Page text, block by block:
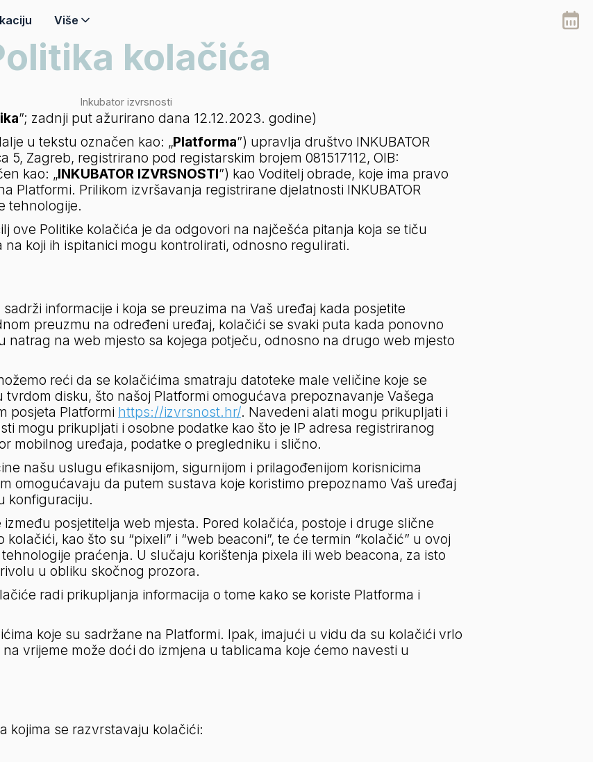
Više
kolačića
Inkubator izvrsnosti
”; zadnji put ažurirano dana 12.12.2023. godine)
u tekstu označen kao: „Platforma”) upravlja društvo INKUBATOR
5, Zagreb, registrirano pod registarskim brojem 081517112, OIB:
kao: „INKUBATOR IZVRSNOSTI”) kao Voditelj obrade, koje ima pravo
Platformi. Prilikom izvršavanja registrirane djelatnosti INKUBATOR
tehnologije.
ove Politike kolačića je da odgovori na najčešća pitanja koja se tiču
koji ih ispitanici mogu kontrolirati, odnosno regulirati.
informacije i koja se preuzima na Vaš uređaj kada posjetite
preuzmu na određeni uređaj, kolačići se svaki puta kada ponovno
natrag na web mjesto sa kojega potječu, odnosno na drugo web mjesto
reći da se kolačićima smatraju datoteke male veličine koje se
disku, što našoj Platformi omogućava prepoznavanje Vašega
posjeta Platformi https://izvrsnost.hr/. Navedeni alati mogu prikupljati i
mogu prikupljati i osobne podatke kao što je IP adresa registriranog
mobilnog uređaja, podatke o pregledniku i slično.
našu uslugu efikasnijom, sigurnijom i prilagođenijom korisnicima
omogućavaju da putem sustava koje koristimo prepoznamo Vaš uređaj
konfiguraciju.
posjetitelja web mjesta. Pored kolačića, postoje i druge slične
kao što su “pixeli” i “web beaconi”, te će termin “kolačić” u ovoj
praćenja. U slučaju korištenja pixela ili web beacona, za isto
u obliku skočnog prozora.
radi prikupljanja informacija o tome kako se koriste Platforma i
koje su sadržane na Platformi. Ipak, imajući u vidu da su kolačići vrlo
vrijeme može doći do izmjena u tablicama koje ćemo navesti u
kojima se razvrstavaju kolačići: